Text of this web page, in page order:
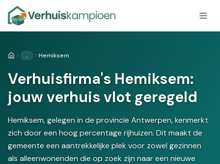
Home… Hemiksem
Verhuisfirma's Hemiksem:
jouw verhuis vlot geregeld
Hemiksem, gelegen in de provincie Antwerpen, kenmerkt
zich door een hoog percentage rijhuizen. Dit maakt de
gemeente een aantrekkelijke plek voor zowel gezinnen
als alleenwonenden die op zoek zijn naar een nieuwe